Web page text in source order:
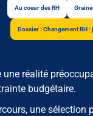
Au coeur des RH
Dossier : Changement RH
une réalité
budgétaire.
une sélection